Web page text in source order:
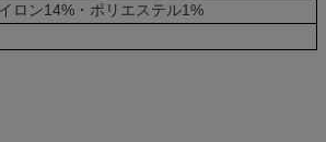
ロン14%・ポリエステル1%